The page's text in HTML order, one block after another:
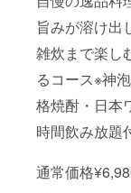
旨みが溶け出
雑炊まで楽し
るコース※神
格焼酎・日本
時間飲み放題
通常価格